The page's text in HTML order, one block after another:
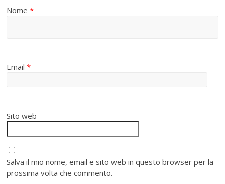
Nome*
Email*
Sito web
Salva il mio nome, email e sito web in questo browser per la
prossima volta che commento.